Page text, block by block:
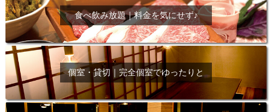
食べ飲み放題｜料金を気にせず♪
個室・貸切｜完全個室でゆったりと